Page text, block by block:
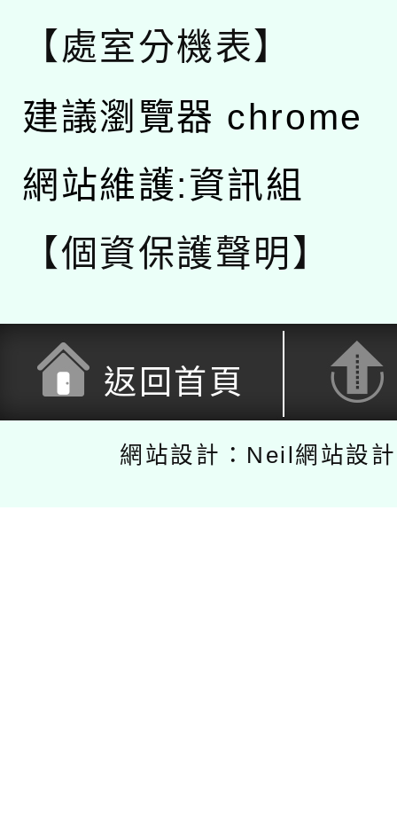
【處室分機表】
建議瀏覽器 chrome
網站維護:資訊組
【個資保護聲明】
返回首頁
網站設計：Neil網站設